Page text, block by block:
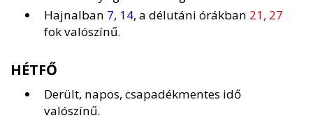
Hajnalban 7, 14, a délutáni órákban 21, 27
fok valószínű.
HÉTFŐ
Derült, napos, csapadékmentes idő
valószínű.